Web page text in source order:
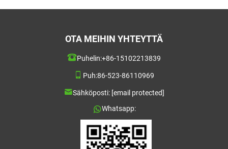
OTA MEIHIN YHTEYTTÄ
Puhelin:+86-15102213839
Puh:86-523-86110969
Sähköposti: [email protected]
Whatsapp: